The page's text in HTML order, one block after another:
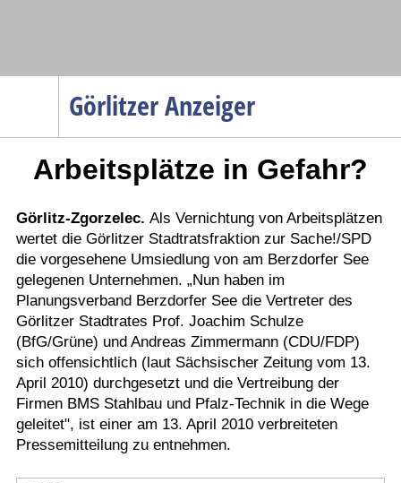
Görlitzer Anzeiger
Menüpunkte
Politik
Gesellschaft
Wirtschaft
Service
Verkehr
Gesundheit
Kultur
Sport
Termine
Arbeitsplätze in Gefahr?
Görlitz-Zgorzelec. Als Vernichtung von Arbeitsplätzen
wertet die Görlitzer Stadtratsfraktion zur Sache!/SPD
die vorgesehene Umsiedlung von am Berzdorfer See
gelegenen Unternehmen. „Nun haben im
Planungsverband Berzdorfer See die Vertreter des
Görlitzer Stadtrates Prof. Joachim Schulze
(BfG/Grüne) und Andreas Zimmermann (CDU/FDP)
sich offensichtlich (laut Sächsischer Zeitung vom 13.
April 2010) durchgesetzt und die Vertreibung der
Firmen BMS Stahlbau und Pfalz-Technik in die Wege
geleitet", ist einer am 13. April 2010 verbreiteten
Pressemitteilung zu entnehmen.